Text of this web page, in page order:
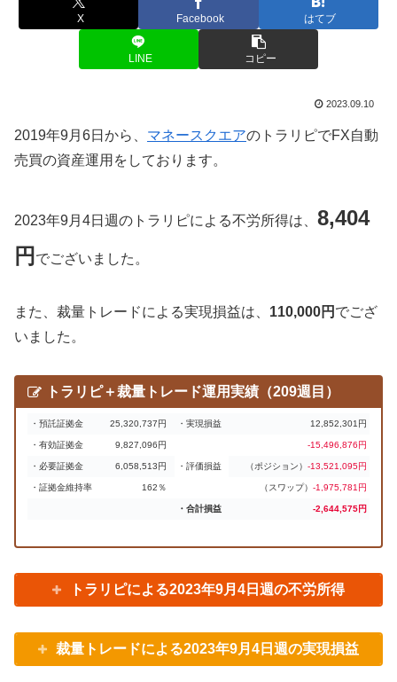
X Facebook はてブ
LINE コピー
2023.09.10
2019年9月6日から、 マネースクエアのトラリピでFX自動
売買の資産運用をしております。
2023年9月4日週のトラリピによる不労所得は、 8,404
円 でございました。
また、裁量トレードによる実現損益は、 110,000円 でござ
いました。
トラリピ＋裁量トレード運用実績（209週目）
・預託証拠金 25,320,737円 ・実現損益 12,852,301円
・有効証拠金 9,827,096円
・評価損益
-15,496,876円
・必要証拠金 6,058,513円 （ポジション） -13,521,095円
・証拠金維持率 162％ （スワップ） -1,975,781円
・合計損益 -2,644,575円
トラリピによる2023年9月4日週の不労所得
裁量トレードによる2023年9月4日週の実現損益